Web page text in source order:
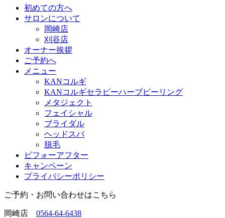
初めての方へ
サロンについて
岡崎店
刈谷店
オーナー挨拶
ご予約へ
メニュー
KANコルギ
KANコルギセラピーハーブピーリング
メタジェクト
フェイシャル
ブライダル
ヘッドスパ
脱毛
ビフォーアフター
キャンペーン
プライバシーポリシー
ご予約・お問い合わせはこちら
岡崎店 0564-64-6438